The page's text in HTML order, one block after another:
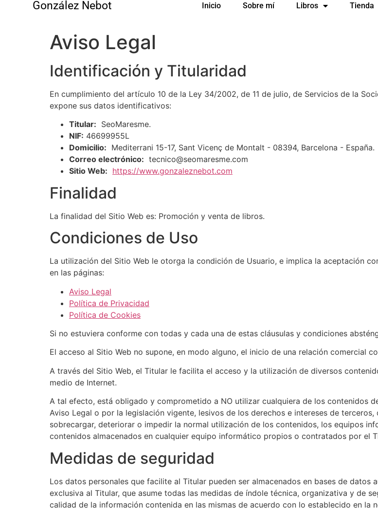
González Nebot Inicio Sobre mí Libros Tienda
Aviso Legal
Identificación y Titularidad
En cumplimiento del artículo 10 de la Ley 34/2002, de 11 de julio, de Servicios de la
expone sus datos identificativos:
Titular: SeoMaresme.
NIF: 46699955L
Domicilio: Mediterrani 15-17, Sant Vicenç de Montalt - 08394, Barcelona - España.
Correo electrónico: tecnico@seomaresme.com
Sitio Web: https://www.gonzaleznebot.com
Finalidad
La finalidad del Sitio Web es: Promoción y venta de libros.
Condiciones de Uso
La utilización del Sitio Web le otorga la condición de Usuario, e implica la aceptación
en las páginas:
Aviso Legal
Política de Privacidad
Política de Cookies
Si no estuviera conforme con todas y cada una de estas cláusulas y condiciones
El acceso al Sitio Web no supone, en modo alguno, el inicio de una relación comercial
A través del Sitio Web, el Titular le facilita el acceso y la utilización de diversos
medio de Internet.
A tal efecto, está obligado y comprometido a NO utilizar cualquiera de los contenidos
Aviso Legal o por la legislación vigente, lesivos de los derechos e intereses de
sobrecargar, deteriorar o impedir la normal utilización de los contenidos, los equipos
contenidos almacenados en cualquier equipo informático propios o contratados por el
Medidas de seguridad
Los datos personales que facilite al Titular pueden ser almacenados en bases de
exclusiva al Titular, que asume todas las medidas de índole técnica, organizativa y de
calidad de la información contenida en las mismas de acuerdo con lo establecido en la